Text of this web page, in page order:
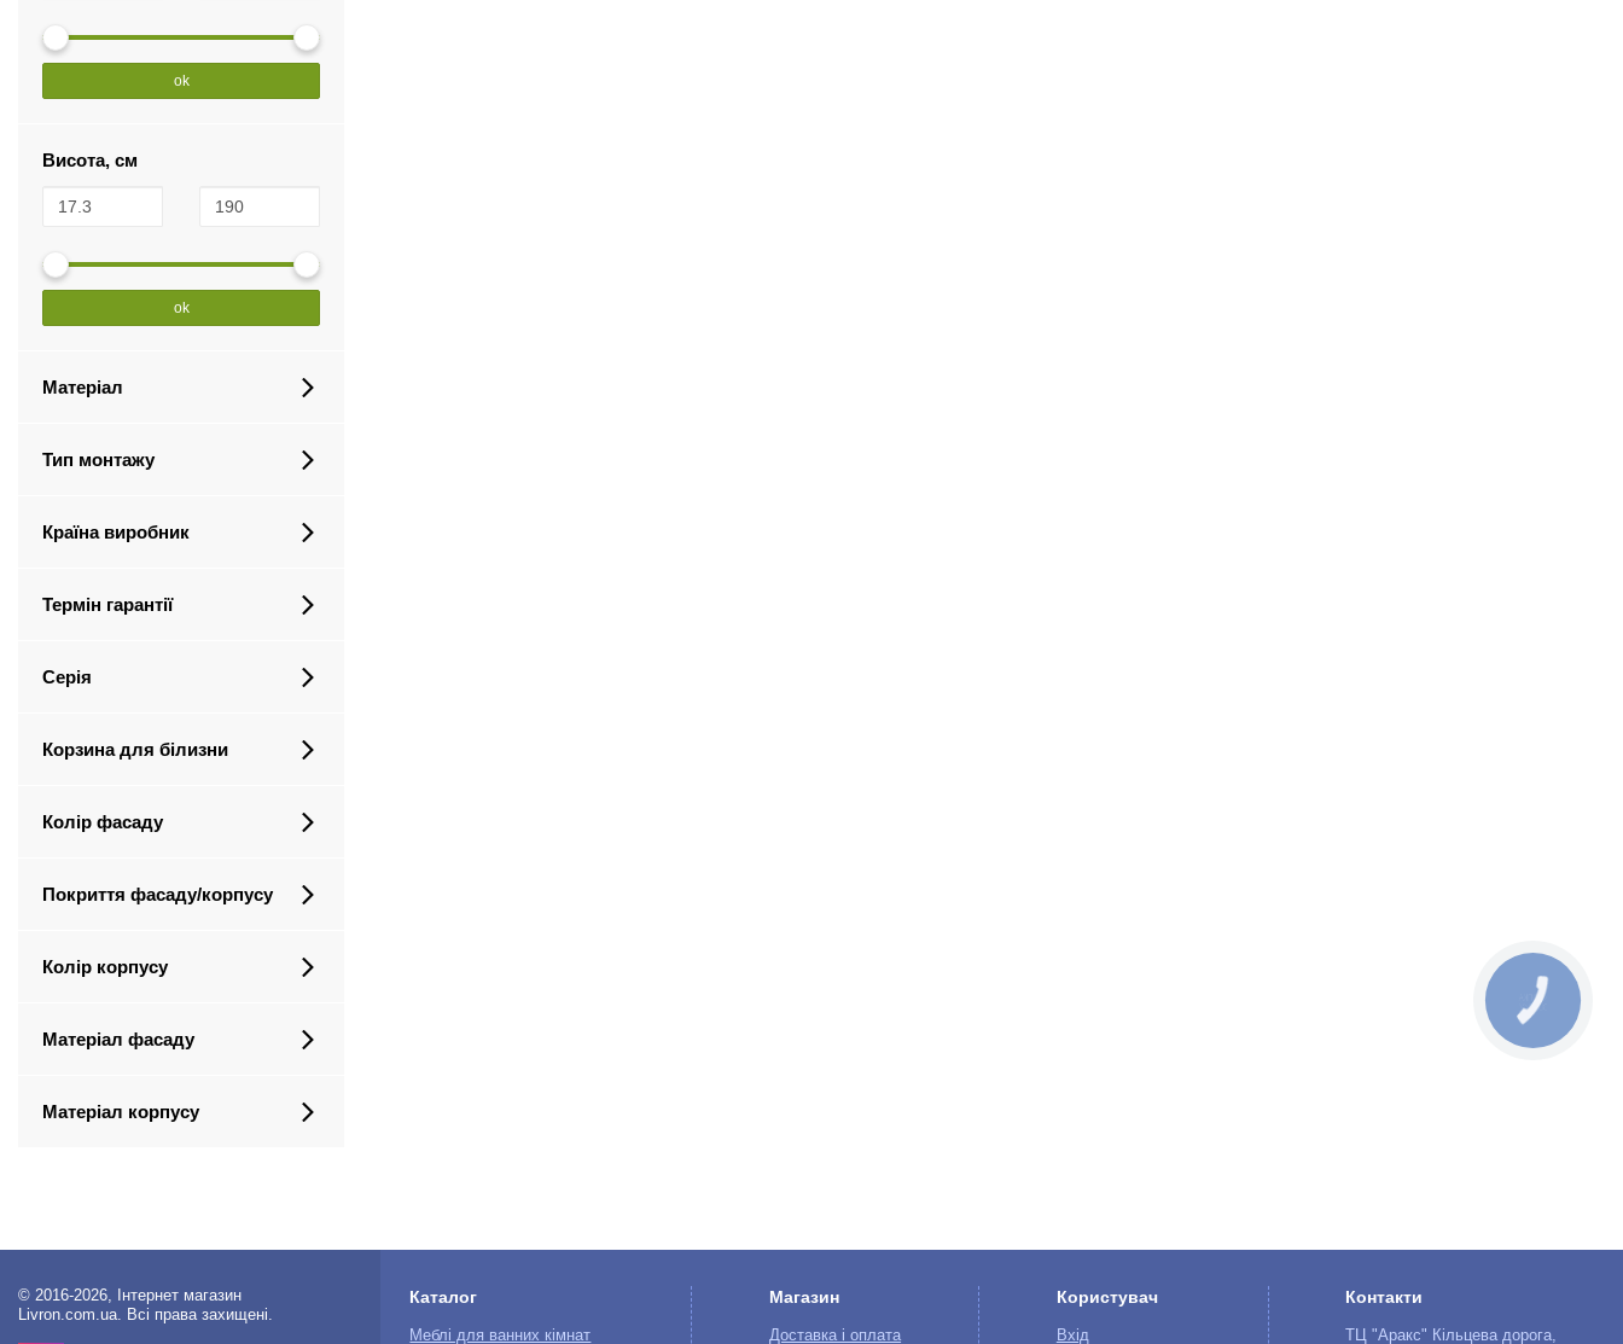
ok
Висота, см
ok
Матеріал
Тип монтажу
Країна виробник
Термін гарантії
Серія
Корзина для білизни
Колір фасаду
Покриття фасаду/корпусу
Колір корпусу
Матеріал фасаду
Матеріал корпусу
© 2016-2026, Інтернет магазин
Livron.com.ua. Всі права захищені.
Каталог
Меблі для ванних кімнат
Магазин
Доставка і оплата
Користувач
Вхід
Контакти
ТЦ "Аракс" Кільцева дорога,
КНОПКА
ЗВ'ЯЗКУ